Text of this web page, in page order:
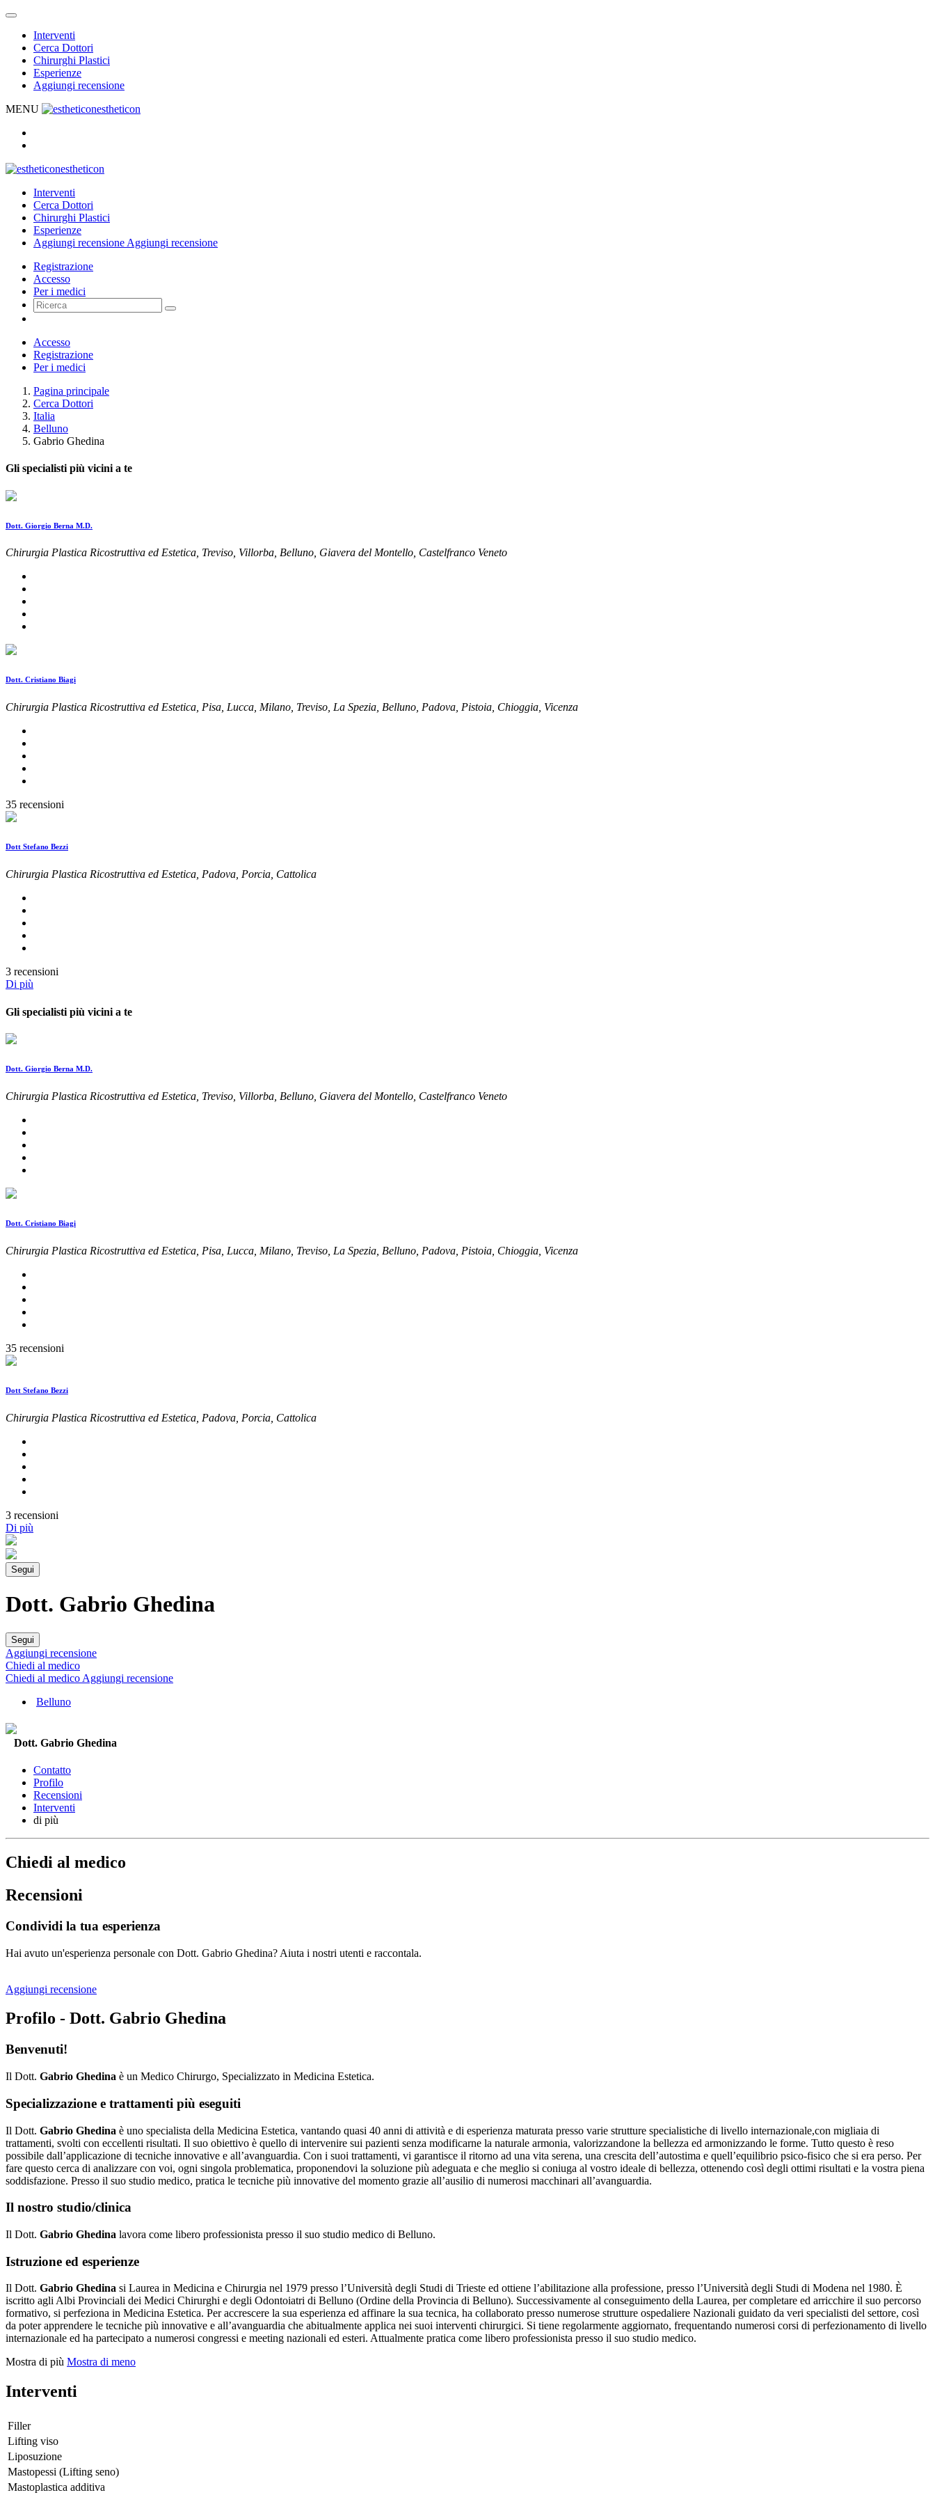
Interventi
Cerca Dottori
Chirurghi Plastici
Esperienze
Aggiungi recensione
MENU
estheticon
estheticon
Interventi
Cerca Dottori
Chirurghi Plastici
Esperienze
Aggiungi recensione Aggiungi recensione
Registrazione
Accesso
Per i medici
Accesso
Registrazione
Per i medici
Pagina principale
Cerca Dottori
Italia
Belluno
Gabrio Ghedina
Gli specialisti più vicini a te
Dott. Giorgio Berna M.D.
Chirurgia Plastica Ricostruttiva ed Estetica, Treviso, Villorba, Belluno, Giavera del Montello, Castelfranco Veneto
Dott. Cristiano Biagi
Chirurgia Plastica Ricostruttiva ed Estetica, Pisa, Lucca, Milano, Treviso, La Spezia, Belluno, Padova, Pistoia, Chioggia, Vicenza
35 recensioni
Dott Stefano Bezzi
Chirurgia Plastica Ricostruttiva ed Estetica, Padova, Porcia, Cattolica
3 recensioni
Di più
Gli specialisti più vicini a te
Dott. Giorgio Berna M.D.
Chirurgia Plastica Ricostruttiva ed Estetica, Treviso, Villorba, Belluno, Giavera del Montello, Castelfranco Veneto
Dott. Cristiano Biagi
Chirurgia Plastica Ricostruttiva ed Estetica, Pisa, Lucca, Milano, Treviso, La Spezia, Belluno, Padova, Pistoia, Chioggia, Vicenza
35 recensioni
Dott Stefano Bezzi
Chirurgia Plastica Ricostruttiva ed Estetica, Padova, Porcia, Cattolica
3 recensioni
Di più
Segui
Dott. Gabrio Ghedina
Segui
Aggiungi recensione
Chiedi al medico
Chiedi al medico Aggiungi recensione
Belluno
Dott. Gabrio Ghedina
Contatto
Profilo
Recensioni
Interventi
di più
Chiedi al medico
Recensioni
Condividi la tua esperienza
Hai avuto un'esperienza personale con Dott. Gabrio Ghedina? Aiuta i nostri utenti e raccontala.
Aggiungi recensione
Profilo - Dott. Gabrio Ghedina
Benvenuti!
Il Dott. Gabrio Ghedina è un Medico Chirurgo, Specializzato in Medicina Estetica.
Specializzazione e trattamenti più eseguiti
Il Dott. Gabrio Ghedina è uno specialista della Medicina Estetica, vantando quasi 40 anni di attività e di esperienza maturata presso varie strutture specialistiche di livello internazionale,con migliaia di
trattamenti, svolti con eccellenti risultati. Il suo obiettivo è quello di intervenire sui pazienti senza modificarne la naturale armonia, valorizzandone la bellezza ed armonizzando le forme. Tutto questo è reso
possibile dall’applicazione di tecniche innovative e all’avanguardia. Con i suoi trattamenti, vi garantisce il ritorno ad una vita serena, una crescita dell’autostima e quell’equilibrio psico-fisico che si era perso. Per
fare questo cerca di analizzare con voi, ogni singola problematica, proponendovi la soluzione più adeguata e che meglio si coniuga al vostro ideale di bellezza, ottenendo così degli ottimi risultati e la vostra piena
soddisfazione. Presso il suo studio medico, pratica le tecniche più innovative del momento grazie all’ausilio di numerosi macchinari all’avanguardia.
Il nostro studio/clinica
Il Dott. Gabrio Ghedina lavora come libero professionista presso il suo studio medico di Belluno.
Istruzione ed esperienze
Il Dott. Gabrio Ghedina si Laurea in Medicina e Chirurgia nel 1979 presso l’Università degli Studi di Trieste ed ottiene l’abilitazione alla professione, presso l’Università degli Studi di Modena nel 1980. È
iscritto agli Albi Provinciali dei Medici Chirurghi e degli Odontoiatri di Belluno (Ordine della Provincia di Belluno). Successivamente al conseguimento della Laurea, per completare ed arricchire il suo percorso
formativo, si perfeziona in Medicina Estetica. Per accrescere la sua esperienza ed affinare la sua tecnica, ha collaborato presso numerose strutture ospedaliere Nazionali guidato da veri specialisti del settore, così
da poter apprendere le tecniche più innovative e all’avanguardia che abitualmente applica nei suoi interventi chirurgici. Si tiene regolarmente aggiornato, frequentando numerosi corsi di perfezionamento di livello
internazionale ed ha partecipato a numerosi congressi e meeting nazionali ed esteri. Attualmente pratica come libero professionista presso il suo studio medico.
Mostra di più Mostra di meno
Interventi
Filler
Lifting viso
Liposuzione
Mastopessi (Lifting seno)
Mastoplastica additiva